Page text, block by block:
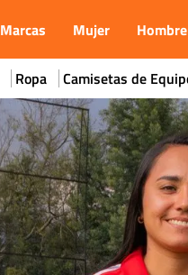
Marcas Mujer Hombre
Ropa Camisetas de